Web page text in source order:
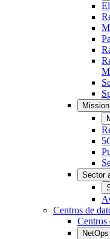
Sector
Centros de
Centros